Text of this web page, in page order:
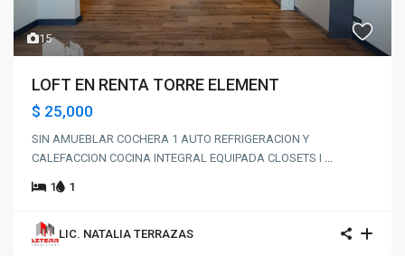
15
LOFT EN RENTA TORRE ELEMENT
$ 25,000
SIN AMUEBLAR COCHERA 1 AUTO REFRIGERACION Y
CALEFACCION COCINA INTEGRAL EQUIPADA CLOSETS I
1 1
LIC. NATALIA TERRAZAS